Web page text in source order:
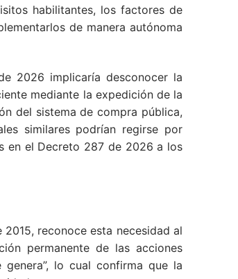
habilitantes, los factores de
de manera autónoma
2026 implicaría desconocer la
mediante la expedición de la
del sistema de compra pública,
similares podrían regirse por
en el Decreto 287 de 2026 a los
reconoce esta necesidad al
permanente de las acciones
lo cual confirma que la